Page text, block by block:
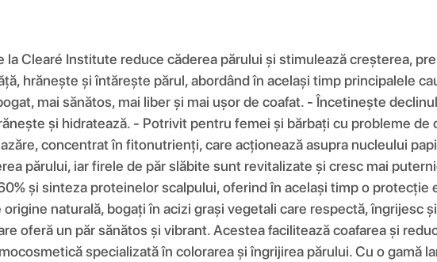
Clearé Institute reduce căderea părului și stimulează creșterea,
hrănește și întărește părul, abordând în același timp principalele
mai sănătos, mai liber și mai ușor de coafat. - Încetinește
și hidratează. - Potrivit pentru femei și bărbați cu probleme
concentrat în fitonutrienți, care acționează asupra nucleului
părului, iar firele de păr slăbite sunt revitalizate și cresc mai
și sinteza proteinelor scalpului, oferind în același timp o
naturală, bogați în acizi grași vegetali care respectă, îngrijesc
oferă un păr sănătos și vibrant. Acestea facilitează coafarea și
specializată în colorarea și îngrijirea părului. Cu o gamă